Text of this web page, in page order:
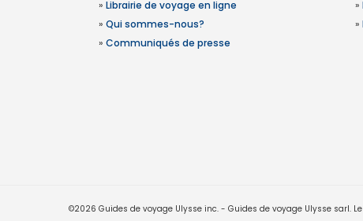
» Librairie de voyage en ligne
» Qui sommes-nous?
» Communiqués de presse
»
»
©2026 Guides de voyage Ulysse inc. - Guides de voyage Ulysse sarl.